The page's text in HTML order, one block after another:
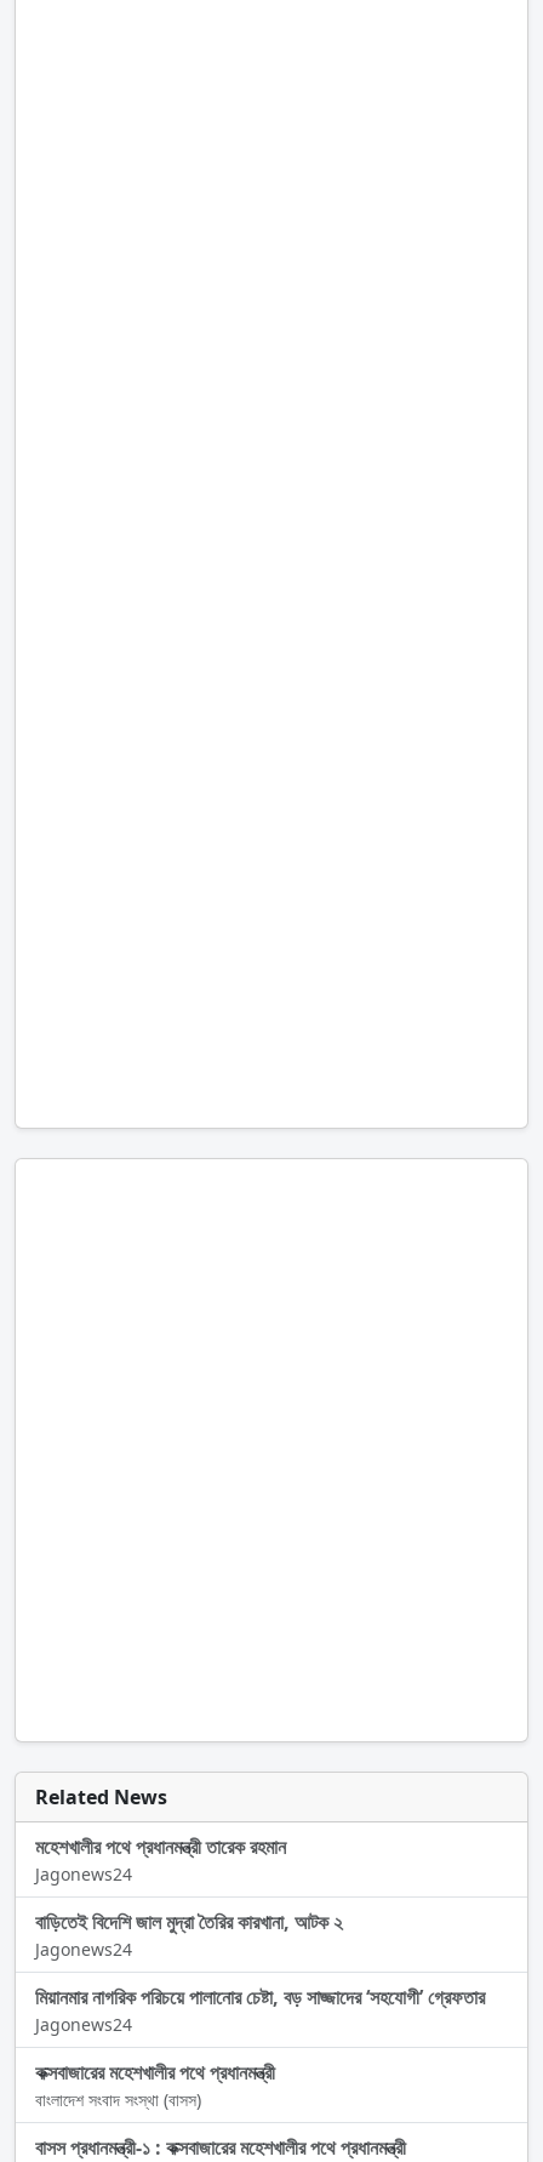
Related News
মহেশখালীর পথে প্রধানমন্ত্রী তারেক রহমান
Jagonews24
বাড়িতেই বিদেশি জাল মুদ্রা তৈরির কারখানা, আটক ২
Jagonews24
মিয়ানমার নাগরিক পরিচয়ে পালানোর চেষ্টা, বড় সাজ্জাদের ‘সহযোগী’ গ্রেফতার
Jagonews24
কক্সবাজারের মহেশখালীর পথে প্রধানমন্ত্রী
বাংলাদেশ সংবাদ সংস্থা (বাসস)
বাসস প্রধানমন্ত্রী-১ : কক্সবাজারের মহেশখালীর পথে প্রধানমন্ত্রী